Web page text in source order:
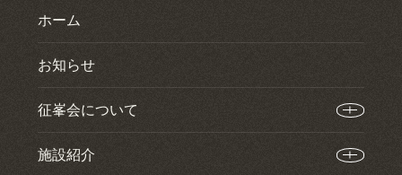
ホーム
お知らせ
征峯会について
施設紹介